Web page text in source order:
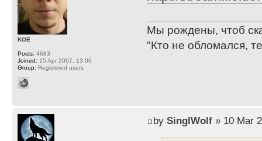
Мы рождены, чтоб
"Кто не обломался,
KOE
Posts: 4683
Joined: 15 Apr 2007, 13:06
Group: Registered users
by SinglWolf» 10 Mar